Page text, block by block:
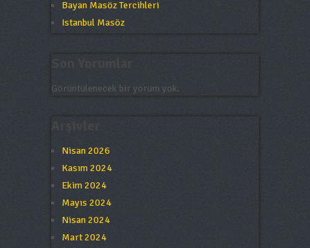
Bayan Masöz Tercihleri
Istanbul Masöz
Görüntülenecek bir yorum yok.
Nisan 2026
Kasım 2024
Ekim 2024
Mayıs 2024
Nisan 2024
Mart 2024